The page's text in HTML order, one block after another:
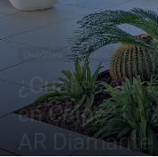
Deportes España Europa
¿Cuál es el
en Calpe?
AR Diamante